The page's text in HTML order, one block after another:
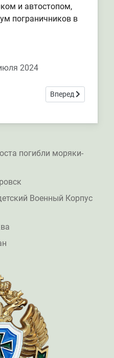
и автостопом,
пограничников в
2024
пытались нелегально
Следующий:
Вперед
погибли моряки-
Военный Корпус